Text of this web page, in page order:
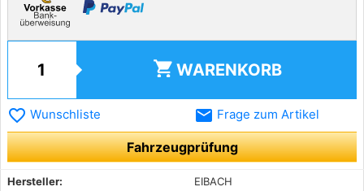
shopping_cart WARENKORB
favorite_border Wunschliste email Frage zum Artikel
Fahrzeugprüfung
Hersteller:
EIBACH